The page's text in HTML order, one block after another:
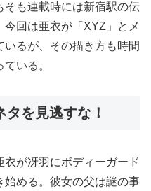
そも連載時には新宿駅の伝
回は亜衣が「XYZ」とメ
るが、その描き方も時間
いる。
を見逃すな！
衣が冴羽にボディーガード
始める。彼女の父は謎の事